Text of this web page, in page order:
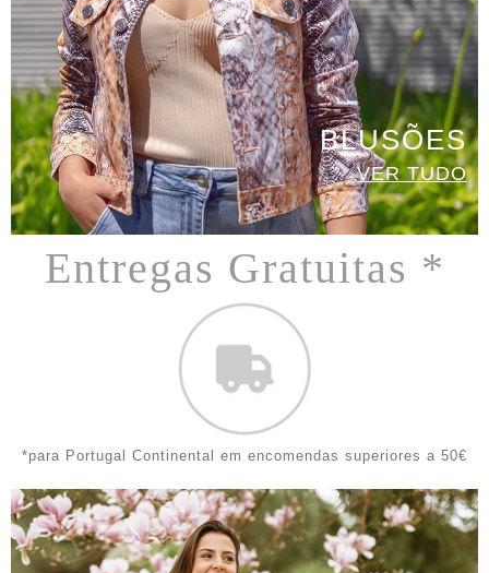
BLUSÕES
VER TUDO
Entregas Gratuitas *
*para Portugal Continental em encomendas superiores a 50€